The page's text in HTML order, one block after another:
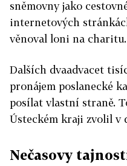
sněmovny jako
internetových
věnoval loni na charitu.
Dalších dvaadvacet
pronájem poslanecké
posílat vlastní straně.
Ústeckém kraji zvolil v
Nečasovy